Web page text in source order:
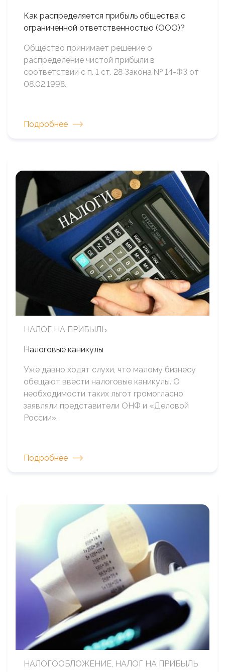
Как распределяется прибыль общества с
ограниченной ответственностью (ООО)?
Общество принимает решение о
распределение чистой прибыли в
соответствии с п. 1 ст. 28 Закона № 14-ФЗ от
08.02.1998.
Подробнее
НАЛОГ НА ПРИБЫЛЬ
Налоговые каникулы
Уже давно ходят слухи, что малому бизнесу
обещают ввести налоговые каникулы. О
необходимости таких льгот громогласно
заявляли представители ОНФ и «Деловой
России».
Подробнее
НАЛОГООБЛОЖЕНИЕ, НАЛОГ НА ПРИБЫЛЬ